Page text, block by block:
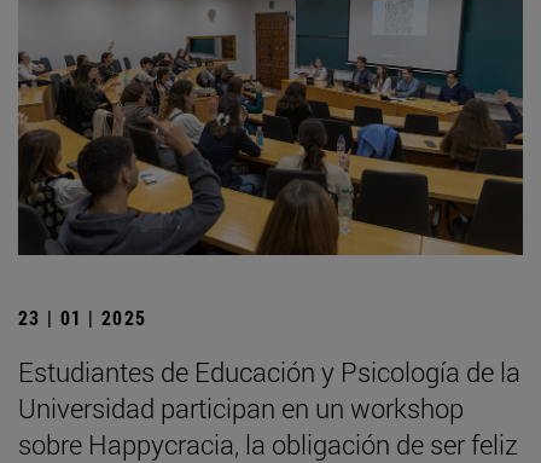
23 | 01 | 2025
Estudiantes de Educación y Psicología de la
Universidad participan en un workshop
sobre Happycracia, la obligación de ser feliz